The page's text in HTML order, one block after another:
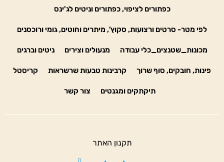
כפתורים לציפוי, כפתורים וניטים לג'ינס
לפי מטר- סרטים ורצועות, סקוץ', מיתרים וחוטים, גומי ורוכסנים
מכונות_שטנצים_כלי עבודה מנעולים וצירים ניטים וברגים
פינות, חובקים, סוף שרוך קרבינות טבעות שרשראות קריסטל
תיקתקים ומגנטים צור קשר
תקנון האתר